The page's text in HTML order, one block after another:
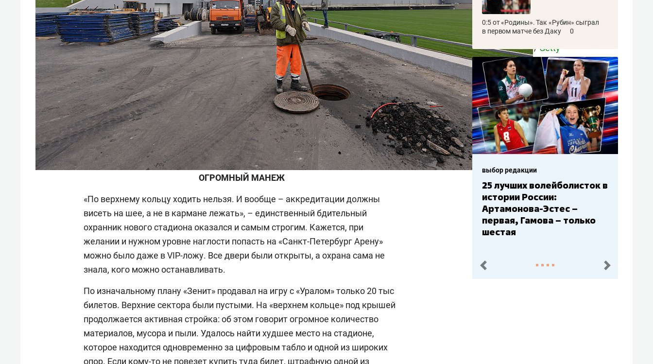
Hangst /
Bongarts
/ Getty
Images
ОГРОМНЫЙ МАНЕЖ
«По верхнему кольцу ходить нельзя. И вообще – аккредитации должны
висеть на шее, а не в кармане лежать», – единственный бдительный
охранник нового стадиона оказался и самым строгим. Кажется, при
желании и нужном уровне наглости попасть на «Санкт-Петербург Арену»
можно было даже в VIP-ложу. Все двери были открыты, а охрана сама не
знала, кого можно останавливать.
По изначальному плану «Зенит» продавал на игру с «Уралом» только 20 тыс
билетов. Верхние сектора были пустыми. На «верхнем кольце» под крышей
продолжается активная стройка: об этом говорит огромное количество
материалов, мусора и пыли. Удалось найти худшее место на стадионе,
которое находится одновременно за цифровым табло и одной из широких
опор. Если кому-то не повезет купить туда билет, штрафную одной из
0:5 от «Родины». Так «Рубин» сыграл
в первом матче без Даку
0
выбор редакции
Бюджеты клубов КХЛ: СКА
– главный мажор, «Ак
Барс» – второй, «Салават
Юлаев» – середняк
пред. след.